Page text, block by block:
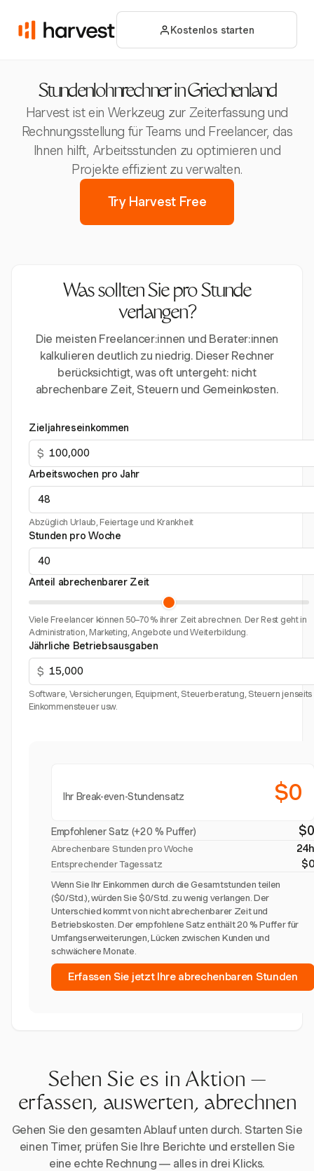
Kostenlos starten
Stundenlohnrechner in Griechenland
Harvest ist ein Werkzeug zur Zeiterfassung und
Rechnungsstellung für Teams und Freelancer, das
Ihnen hilft, Arbeitsstunden zu optimieren und
Projekte effizient zu verwalten.
Try Harvest Free
Was sollten Sie pro Stunde
verlangen?
Die meisten Freelancer:innen und Berater:innen
kalkulieren deutlich zu niedrig. Dieser Rechner
berücksichtigt, was oft untergeht: nicht
abrechenbare Zeit, Steuern und Gemeinkosten.
Zieljahreseinkommen
$
Arbeitswochen pro Jahr
Abzüglich Urlaub, Feiertage und Krankheit
Stunden pro Woche
Anteil abrechenbarer Zeit
Viele Freelancer können 50–70 % ihrer Zeit abrechnen. Der Rest geht in
Administration, Marketing, Angebote und Weiterbildung.
Jährliche Betriebsausgaben
$
Software, Versicherungen, Equipment, Steuerberatung, Steuern
Einkommensteuer usw.
Ihr Break-even-Stundensatz $0
Empfohlener Satz (+20 % Puffer) $0
Abrechenbare Stunden pro Woche 24h
Entsprechender Tagessatz $0
Wenn Sie Ihr Einkommen durch die Gesamtstunden teilen
($0/Std.), würden Sie $0/Std. zu wenig verlangen. Der
Unterschied kommt von nicht abrechenbarer Zeit und
Betriebskosten. Der empfohlene Satz enthält 20 % Puffer für
Umfangserweiterungen, Lücken zwischen Kunden und
schwächere Monate.
Erfassen Sie jetzt Ihre abrechenbaren Stunden
Sehen Sie es in Aktion —
erfassen, auswerten, abrechnen
Gehen Sie den gesamten Ablauf unten durch. Starten Sie
einen Timer, prüfen Sie Ihre Berichte und erstellen Sie
eine echte Rechnung — alles in drei Klicks.